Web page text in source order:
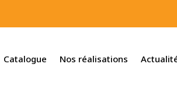
Catalogue Nos réalisations